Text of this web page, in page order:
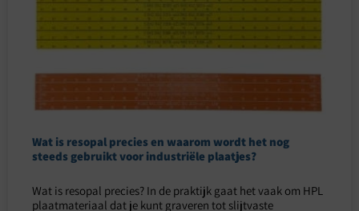
Wat is resopal precies en waarom wordt het nog
steeds gebruikt voor industriële plaatjes?
Wat is resopal precies? In de praktijk gaat het vaak om HPL
plaatmateriaal dat je kunt graveren tot slijtvaste